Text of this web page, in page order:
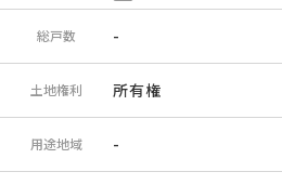
総戸数 -
土地権利 所有権
用途地域 -